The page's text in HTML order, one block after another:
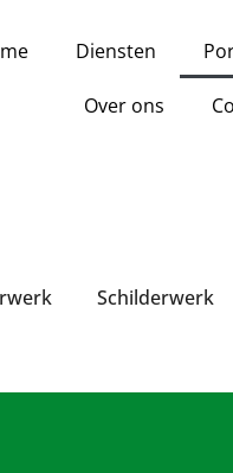
Diensten
Over ons
Schilderwerk